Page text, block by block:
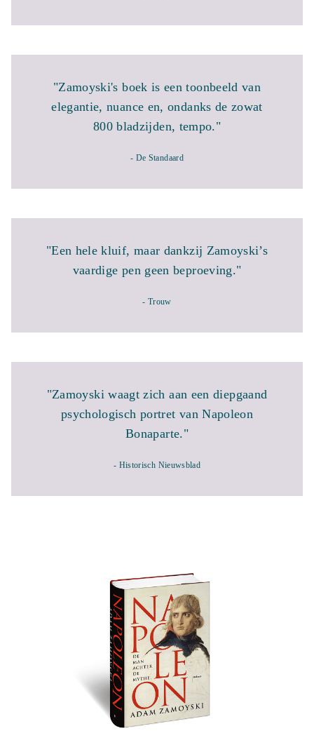
"Zamoyski's boek is een toonbeeld van
elegantie, nuance en, ondanks de zowat
800 bladzijden, tempo."
- De Standaard
"Een hele kluif, maar dankzij Zamoyski’s
vaardige pen geen beproeving."
- Trouw
"Zamoyski waagt zich aan een diepgaand
psychologisch portret van Napoleon
Bonaparte."
- Historisch Nieuwsblad